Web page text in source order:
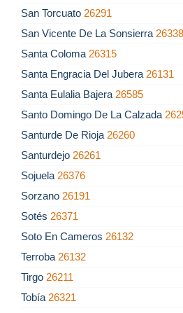
San Torcuato 26291
San Vicente De La Sonsierra 26338
Santa Coloma 26315
Santa Engracia Del Jubera 26131
Santa Eulalia Bajera 26585
Santo Domingo De La Calzada
Santurde De Rioja 26260
Santurdejo 26261
Sojuela 26376
Sorzano 26191
Sotés 26371
Soto En Cameros 26132
Terroba 26132
Tirgo 26211
Tobía 26321